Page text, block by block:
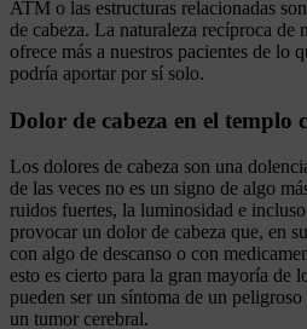
ATM o las estructuras relacionadas
de cabeza. La naturaleza recíproca de
ofrece más a nuestros pacientes de lo
podría aportar por sí solo.
Dolor de cabeza en el templo
Los dolores de cabeza son una
de las veces no es un signo de algo
ruidos fuertes, la luminosidad e
provocar un dolor de cabeza que, en
con algo de descanso o con
esto es cierto para la gran mayoría de
pueden ser un síntoma de un
un tumor cerebral.